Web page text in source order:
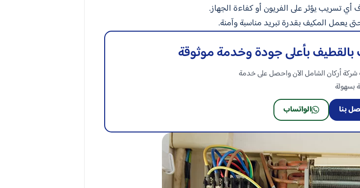
تسريب يؤثر على الفريون أو كفاءة الجهاز.
يعمل المكيف بقدرة تبريد مناسبة وآمنة.
بأعلى جودة وخدمة موثوقة
أركان الشامل الآن واحصل على خدمة
بسهولة
بنا
الواتساب